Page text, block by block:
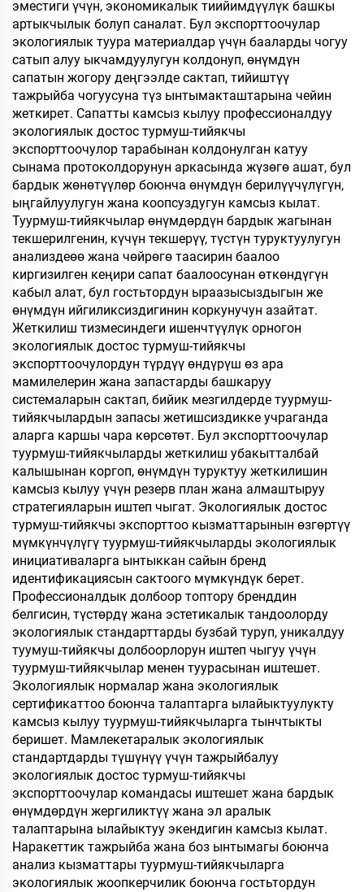
эместиги үчүн, экономикалык тиийимдүүлүк башкы
артыкчылык болуп саналат. Бул экспорттоочулар
экологиялык туура материалдар үчүн бааларды чогуу
сатып алуу ыкчамдуулугун колдонуп, өнүмдүн
сапатын жогору деңгээлде сактап, тийиштүү
тажрыйба чогуусуна түз ынтымакташтарына чейин
жеткирет. Сапатты камсыз кылуу профессионалдуу
экологиялык достос турмуш-тийякчы
экспорттоочулор тарабынан колдонулган катуу
сынама протоколдорунун аркасында жүзөгө ашат, бул
бардык жөнөтүүлөр боюнча өнүмдүн берилүүчүлүгүн,
ыңгайлуулугун жана коопсуздугун камсыз кылат.
Туурмуш-тийякчылар өнүмдөрдүн бардык жагынан
текшерилгенин, күчүн текшерүү, түстүн туруктуулугун
анализдеөө жана чөйрөгө таасирин баалоо
киргизилген кеңири сапат баалоосунан өткөндүгүн
кабыл алат, бул гостьтордун ыраазысыздыгын же
өнүмдүн ийгиликсиздигинин коркунучун азайтат.
Жеткилиш тизмесиндеги ишенчтүүлүк орногон
экологиялык достос турмуш-тийякчы
экспорттоочулордун түрдүү өндүрүш өз ара
мамилелерин жана запастарды башкаруу
системаларын сактап, бийик мезгилдерде туурмуш-
тийякчылардын запасы жетишсиздикке учраганда
аларга каршы чара көрсөтөт. Бул экспорттоочулар
туурмуш-тийякчыларды жеткилиш убакытталбай
калышынан коргоп, өнүмдүн туруктуу жеткилишин
камсыз кылуу үчүн резерв план жана алмаштыруу
стратегияларын иштеп чыгат. Экологиялык достос
турмуш-тийякчы экспорттоо кызматтарынын өзгөртүү
мүмкүнчүлүгү туурмуш-тийякчыларды экологиялык
инициативаларга ынтыккан сайын бренд
идентификациясын сактоого мүмкүндүк берет.
Профессионалдык долбоор топтору бренддин
белгисин, түстөрдү жана эстетикалык тандоолорду
экологиялык стандарттарды бузбай туруп, уникалдуу
туумуш-тийякчы долбоорлорун иштеп чыгуу үчүн
туурмуш-тийякчылар менен туурасынан иштешет.
Экологиялык нормалар жана экологиялык
сертификаттоо боюнча талаптарга ылайыктуулукту
камсыз кылуу туурмуш-тийякчыларга тынчтыкты
беришет. Мамлекетаралык экологиялык
стандартдарды түшүнүү үчүн тажрыйбалуу
экологиялык достос турмуш-тийякчы
экспорттоочулар командасы иштешет жана бардык
өнүмдөрдүн жергиликтүү жана эл аралык
талаптарына ылайыктуу экендигин камсыз кылат.
Наракеттик тажрыйба жана боз ынтымагы боюнча
анализ кызматтары туурмуш-тийякчыларга
экологиялык жоопкерчилик боюнча гостьтордун